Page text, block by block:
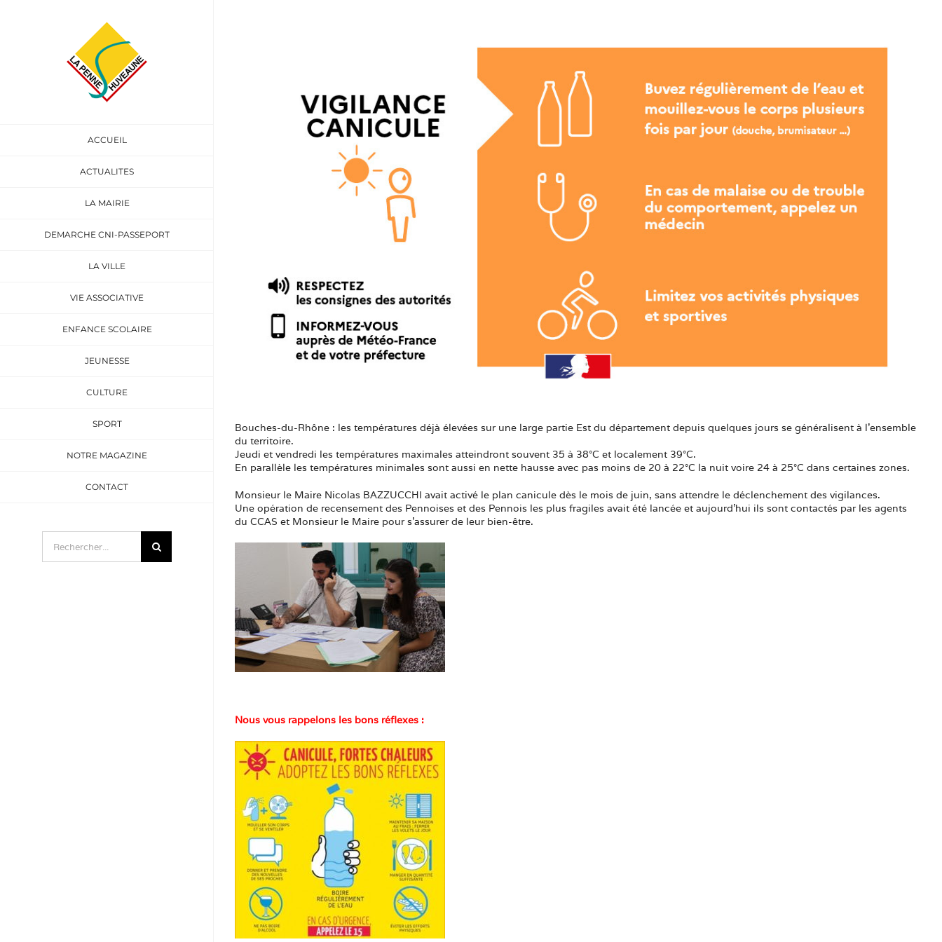
ACCUEIL
ACTUALITES
LA MAIRIE
DEMARCHE CNI-PASSEPORT
LA VILLE
VIE ASSOCIATIVE
ENFANCE SCOLAIRE
JEUNESSE
CULTURE
SPORT
NOTRE MAGAZINE
CONTACT
Bouches-du-Rhône : les températures déjà élevées sur une large partie Est du département depuis quelques jours se généralisent à l’ensemble
du territoire.
Jeudi et vendredi les températures maximales atteindront souvent 35 à 38°C et localement 39°C.
En parallèle les températures minimales sont aussi en nette hausse avec pas moins de 20 à 22°C la nuit voire 24 à 25°C dans certaines zones.
Monsieur le Maire Nicolas BAZZUCCHI avait activé le plan canicule dès le mois de juin, sans attendre le déclenchement des vigilances.
Une opération de recensement des Pennoises et des Pennois les plus fragiles avait été lancée et aujourd’hui ils sont contactés par les agents
du CCAS et Monsieur le Maire pour s’assurer de leur bien-être.
Nous vous rappelons les bons réflexes :